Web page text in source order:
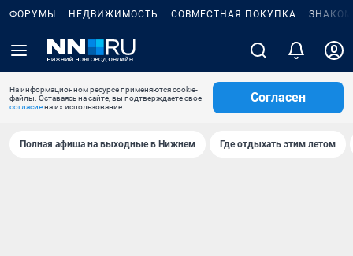
ФОРУМЫ НЕДВИЖИМОСТЬ СОВМЕСТНАЯ ПОКУПКА
На информационном ресурсе применяются cookie-
файлы. Оставаясь на сайте, вы подтверждаете свое
согласиена их использование.
Согласен
Полная афиша на выходные в Нижнем Где отдыхать этим летом